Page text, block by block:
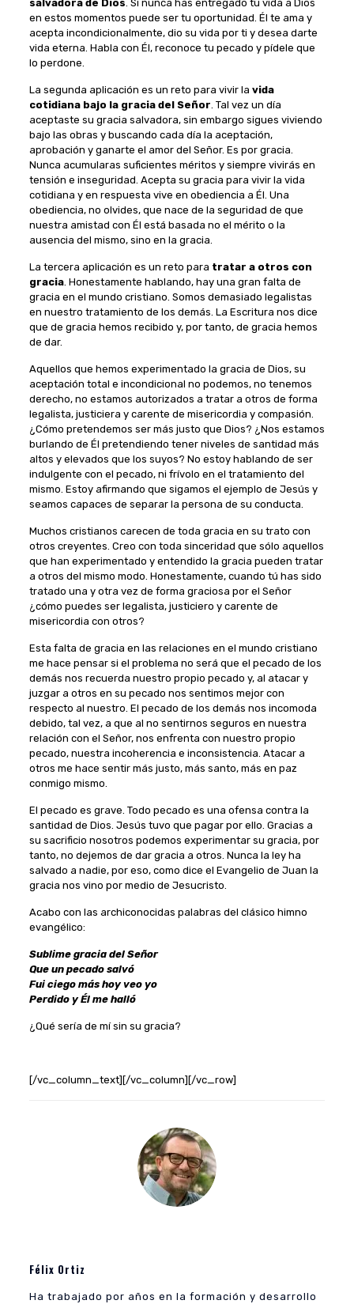
salvadora de Dios . Si nunca has entregado tu vida a Dios
en estos momentos puede ser tu oportunidad. Él te ama y
acepta incondicionalmente, dio su vida por ti y desea darte
vida eterna. Habla con Él, reconoce tu pecado y pídele que
lo perdone.
La segunda aplicación es un reto para vivir la vida
cotidiana bajo la gracia del Señor . Tal vez un día
aceptaste su gracia salvadora, sin embargo sigues viviendo
bajo las obras y buscando cada día la aceptación,
aprobación y ganarte el amor del Señor. Es por gracia.
Nunca acumularas suficientes méritos y siempre vivirás en
tensión e inseguridad. Acepta su gracia para vivir la vida
cotidiana y en respuesta vive en obediencia a Él. Una
obediencia, no olvides, que nace de la seguridad de que
nuestra amistad con Él está basada no el mérito o la
ausencia del mismo, sino en la gracia.
La tercera aplicación es un reto para tratar a otros con
gracia. Honestamente hablando, hay una gran falta de
gracia en el mundo cristiano. Somos demasiado legalistas
en nuestro tratamiento de los demás. La Escritura nos dice
que de gracia hemos recibido y, por tanto, de gracia hemos
de dar.
Aquellos que hemos experimentado la gracia de Dios, su
aceptación total e incondicional no podemos, no tenemos
derecho, no estamos autorizados a tratar a otros de forma
legalista, justiciera y carente de misericordia y compasión.
¿Cómo pretendemos ser más justo que Dios? ¿Nos estamos
burlando de Él pretendiendo tener niveles de santidad más
altos y elevados que los suyos? No estoy hablando de ser
indulgente con el pecado, ni frívolo en el tratamiento del
mismo. Estoy afirmando que sigamos el ejemplo de Jesús y
seamos capaces de separar la persona de su conducta.
Muchos cristianos carecen de toda gracia en su trato con
otros creyentes. Creo con toda sinceridad que sólo aquellos
que han experimentado y entendido la gracia pueden tratar
a otros del mismo modo. Honestamente, cuando tú has sido
tratado una y otra vez de forma graciosa por el Señor
¿cómo puedes ser legalista, justiciero y carente de
misericordia con otros?
Esta falta de gracia en las relaciones en el mundo cristiano
me hace pensar si el problema no será que el pecado de los
demás nos recuerda nuestro propio pecado y, al atacar y
juzgar a otros en su pecado nos sentimos mejor con
respecto al nuestro. El pecado de los demás nos incomoda
debido, tal vez, a que al no sentirnos seguros en nuestra
relación con el Señor, nos enfrenta con nuestro propio
pecado, nuestra incoherencia e inconsistencia. Atacar a
otros me hace sentir más justo, más santo, más en paz
conmigo mismo.
El pecado es grave. Todo pecado es una ofensa contra la
santidad de Dios. Jesús tuvo que pagar por ello. Gracias a
su sacrificio nosotros podemos experimentar su gracia, por
tanto, no dejemos de dar gracia a otros. Nunca la ley ha
salvado a nadie, por eso, como dice el Evangelio de Juan la
gracia nos vino por medio de Jesucristo.
Acabo con las archiconocidas palabras del clásico himno
evangélico:
Sublime gracia del Señor
Que un pecado salvó
Fui ciego más hoy veo yo
Perdido y Él me halló
¿Qué sería de mí sin su gracia?
[/vc_column_text][/vc_column][/vc_row]
Félix Ortiz
Ha trabajado por años en la formación y desarrollo